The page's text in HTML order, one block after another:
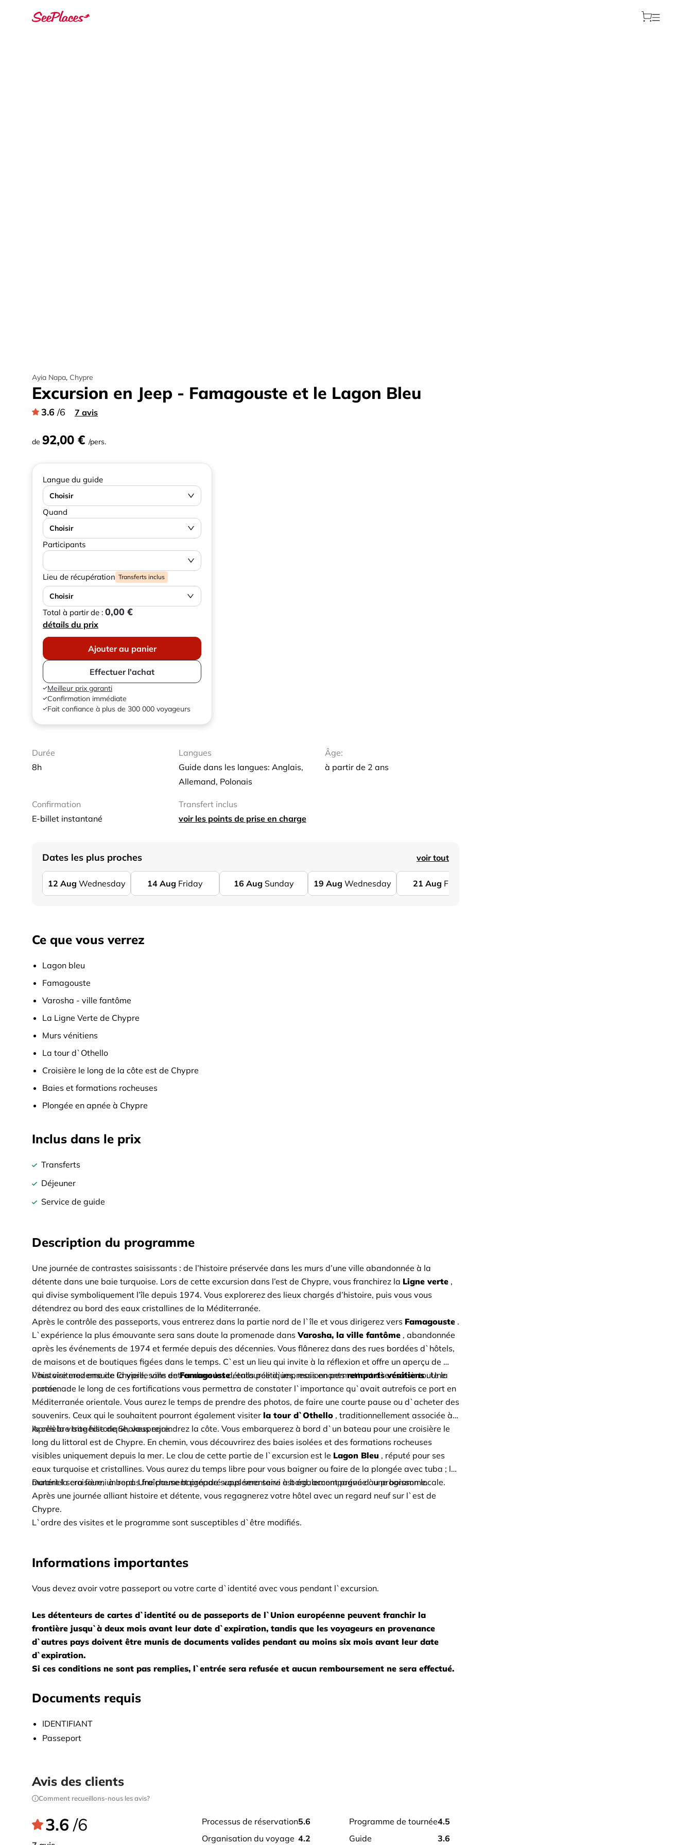
Ayia Napa, Chypre
Excursion en Jeep - Famagouste et le Lagon Bleu
3.6 /6 7 avis
de 92,00 € /pers.
Langue du guide
Choisir
Quand
Choisir
Participants
Lieu de récupération Transferts inclus
Choisir
Total à partir de : 0,00 €
détails du prix
Ajouter au panier
Effectuer l'achat
Meilleur prix garanti
Confirmation immédiate
Fait confiance à plus de 300 000 voyageurs
Durée
8h
Langues
Guide dans les langues: Anglais,
Allemand, Polonais
Âge:
à partir de 2 ans
Confirmation
E-billet instantané
Transfert inclus
voir les points de prise en charge
Dates les plus proches voir tout
12 Aug Wednesday 14 Aug Friday 16 Aug Sunday 19 Aug Wednesday 21 Aug Friday
Ce que vous verrez
Lagon bleu
Famagouste
Varosha - ville fantôme
La Ligne Verte de Chypre
Murs vénitiens
La tour d`Othello
Croisière le long de la côte est de Chypre
Baies et formations rocheuses
Plongée en apnée à Chypre
Inclus dans le prix
Transferts
Déjeuner
Service de guide
Description du programme
Une journée de contrastes saisissants : de l’histoire préservée dans les murs d’une ville abandonnée à la
détente dans une baie turquoise. Lors de cette excursion dans l’est de Chypre, vous franchirez la Ligne verte ,
qui divise symboliquement l’île depuis 1974. Vous explorerez des lieux chargés d’histoire, puis vous vous
détendrez au bord des eaux cristallines de la Méditerranée.
Après le contrôle des passeports, vous entrerez dans la partie nord de l`île et vous dirigerez vers Famagouste .
L`expérience la plus émouvante sera sans doute la promenade dans Varosha, la ville fantôme , abandonnée
après les événements de 1974 et fermée depuis des décennies. Vous flânerez dans des rues bordées d`hôtels,
de maisons et de boutiques figées dans le temps. C`est un lieu qui invite à la réflexion et offre un aperçu de
l`histoire moderne de Chypre, sans entrer dans les détails politiques, mais en permettant d`en saisir toute la
portée.
Vous visiterez ensuite la vieille ville de Famagouste , entourée d`impressionnants remparts vénitiens . Une
promenade le long de ces fortifications vous permettra de constater l`importance qu`avait autrefois ce port en
Méditerranée orientale. Vous aurez le temps de prendre des photos, de faire une courte pause ou d`acheter des
souvenirs. Ceux qui le souhaitent pourront également visiter la tour d`Othello , traditionnellement associée à
la célèbre tragédie de Shakespeare.
Après la visite historique, vous rejoindrez la côte. Vous embarquerez à bord d`un bateau pour une croisière le
long du littoral est de Chypre. En chemin, vous découvrirez des baies isolées et des formations rocheuses
visibles uniquement depuis la mer. Le clou de cette partie de l`excursion est le Lagon Bleu , réputé pour ses
eaux turquoise et cristallines. Vous aurez du temps libre pour vous baigner ou faire de la plongée avec tuba ; le
matériel sera fourni à bord. Une pause baignade supplémentaire est également prévue au programme.
Durant la croisière, un repas fraîchement préparé vous sera servi à bord, accompagné d`une boisson locale.
Après une journée alliant histoire et détente, vous regagnerez votre hôtel avec un regard neuf sur l`est de
Chypre.
L`ordre des visites et le programme sont susceptibles d`être modifiés.
Informations importantes
Vous devez avoir votre passeport ou votre carte d`identité avec vous pendant l`excursion.
Les détenteurs de cartes d`identité ou de passeports de l`Union européenne peuvent franchir la
frontière jusqu`à deux mois avant leur date d`expiration, tandis que les voyageurs en provenance
d`autres pays doivent être munis de documents valides pendant au moins six mois avant leur date
d`expiration.
Si ces conditions ne sont pas remplies, l`entrée sera refusée et aucun remboursement ne sera effectué.
Documents requis
IDENTIFIANT
Passeport
Avis des clients
Comment recueillons-nous les avis?
3.6 /6 processus de réservation5.6 programme de tournée4.5
organisation du voyage 4.2 guide 3.6